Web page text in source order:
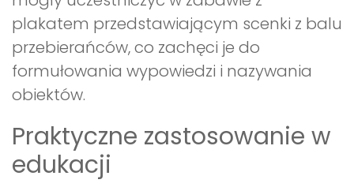
plakatem przedstawiającym scenki z balu
przebierańców, co zachęci je do
formułowania wypowiedzi i nazywania
obiektów.
Praktyczne zastosowanie w
edukacji